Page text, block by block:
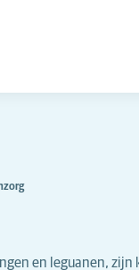
en leguanen,